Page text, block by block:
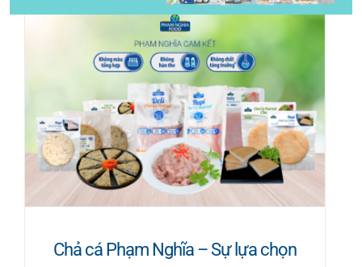
Chả cá Phạm Nghĩa – Sự lựa chọn